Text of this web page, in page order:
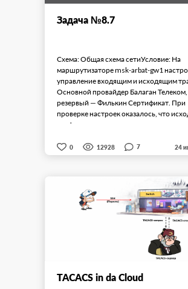
Задача №8.7
Схема: Общая схема сетиУсловие: На
маршрутизаторе msk-arbat-gw1
управление входящим и исходящим
Основной провайдер Балаган Телеком,
резервый — Филькин Сертификат. При
проверке настроек оказалось, что
трафик передается правильно. ...
0 12928 7 24
TACACS in da Сloud